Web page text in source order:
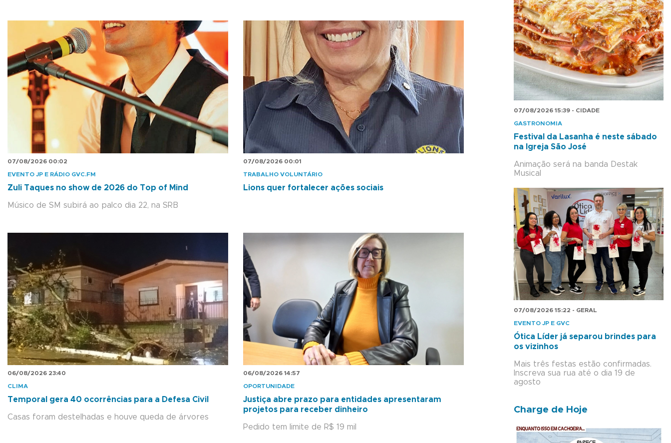
07/08/2026 00:02
EVENTO JP E RÁDIO GVC.FM
Zuli Taques no show de 2026 do Top of Mind
Músico de SM subirá ao palco dia 22, na SRB
07/08/2026 00:01
TRABALHO VOLUNTÁRIO
Lions quer fortalecer ações sociais
06/08/2026 23:40
CLIMA
Temporal gera 40 ocorrências para a Defesa Civil
Casas foram destelhadas e houve queda de árvores
06/08/2026 14:57
OPORTUNIDADE
Justiça abre prazo para entidades apresentaram
projetos para receber dinheiro
Pedido tem limite de R$ 19 mil
07/08/2026 15:39 - CIDADE
GASTRONOMIA
Festival da Lasanha é neste sábado
na Igreja São José
Animação será na banda Destak
Musical
07/08/2026 15:22 - GERAL
EVENTO JP E GVC
Ótica Líder já separou brindes para
os vizinhos
Mais três festas estão confirmadas.
Inscreva sua rua até o dia 19 de
agosto
Charge de Hoje